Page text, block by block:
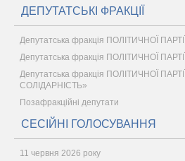
ДЕПУТАТСЬКІ ФРАКЦІЇ
Депутатська фракція ПОЛІТИЧНОЇ
Депутатська фракція ПОЛІТИЧНОЇ
Депутатська фракція ПОЛІТИЧНОЇ
СОЛІДАРНІСТЬ»
Позафракційні депутати
СЕСІЙНІ ГОЛОСУВАННЯ
11 червня 2026 року